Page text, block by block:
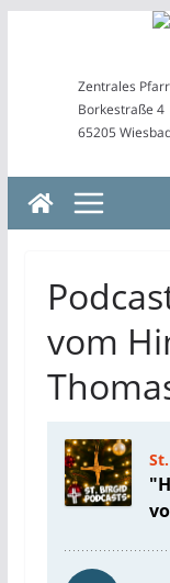
springenZentrales
Borkestraße 4
65205
vom